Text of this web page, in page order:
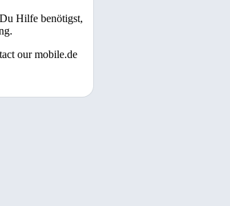
Hilfe benötigst,
our mobile.de